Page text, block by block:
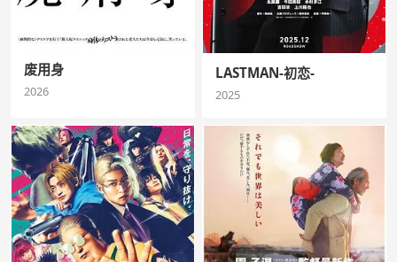
废用身
2026
LASTMAN-初恋-
2025